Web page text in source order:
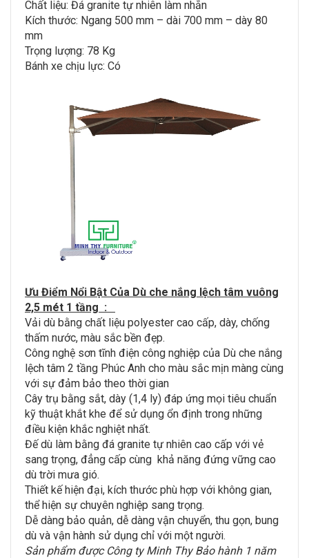
Chất liệu: Đá granite tự nhiên làm nhẵn
Kích thước: Ngang 500 mm – dài 700 mm – dày 80
mm
Trọng lượng: 78 Kg
Bánh xe chịu lực: Có
Ưu Điểm Nổi Bật Của Dù che nắng lệch tâm vuông
2,5 mét 1 tầng :
Vải dù bằng chất liệu polyester cao cấp, dày, chống
thấm nước, màu sắc bền đẹp.
Công nghệ sơn tĩnh điện công nghiệp của Dù che nắng
lệch tâm 2 tầng Phúc Anh cho màu sắc mịn màng cùng
với sự đảm bảo theo thời gian
Cây trụ bằng sắt, dày (1,4 ly) đáp ứng mọi tiêu chuẩn
kỹ thuật khắt khe để sử dụng ổn định trong những
điều kiện khắc nghiệt nhất.
Đế dù làm bằng đá granite tự nhiên cao cấp với vẻ
sang trọng, đẳng cấp cùng khả năng đứng vững cao
dù trời mưa gió.
Thiết kế hiện đại, kích thước phù hợp với không gian,
thể hiện sự chuyên nghiệp sang trọng.
Dễ dàng bảo quản, dễ dàng vận chuyển, thu gọn, bung
dù và vận hành sử dụng chỉ với một người.
Sản phẩm được Công ty Minh Thy Bảo hành 1 năm